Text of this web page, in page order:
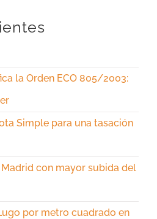
la Orden ECO 805/2003:
Simple para una tasación
con mayor subida del
por metro cuadrado en